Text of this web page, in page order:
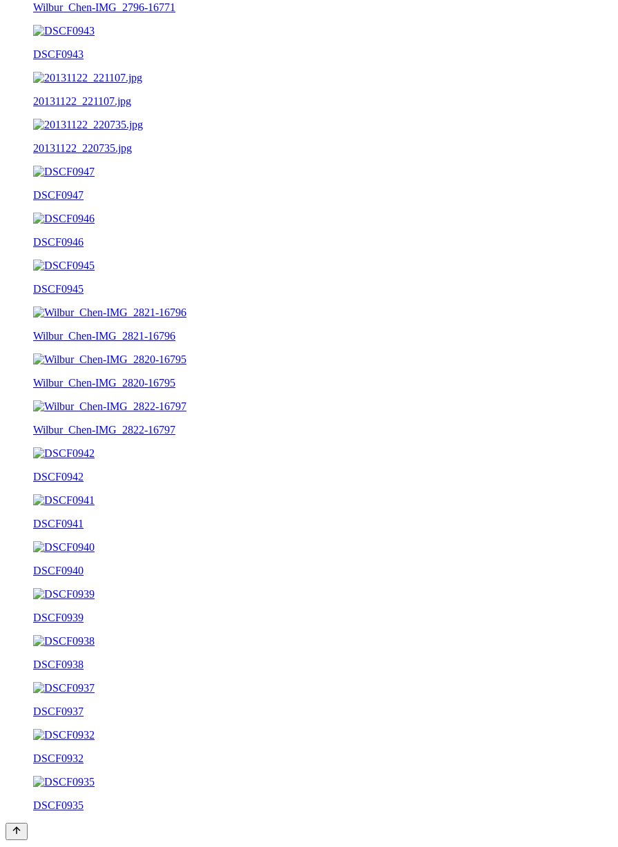
Wilbur_Chen-IMG_2796-16771
DSCF0943
20131122_221107.jpg
20131122_220735.jpg
DSCF0947
DSCF0946
DSCF0945
Wilbur_Chen-IMG_2821-16796
Wilbur_Chen-IMG_2820-16795
Wilbur_Chen-IMG_2822-16797
DSCF0942
DSCF0941
DSCF0940
DSCF0939
DSCF0938
DSCF0937
DSCF0932
DSCF0935